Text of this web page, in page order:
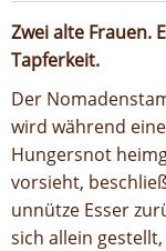
Zwei alte Frauen.
Tapferkeit.
Der
wird während
Hungersnot
vorsieht,
unnütze Esser
sich allein